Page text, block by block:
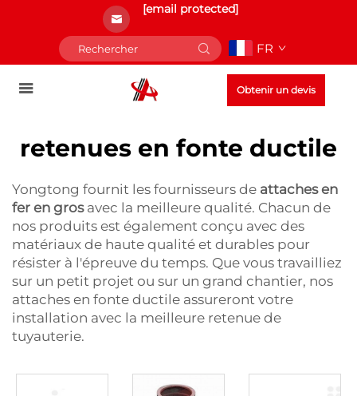
[email protected]
FR
Obtenir un devis
retenues en fonte ductile
Yongtong fournit les fournisseurs de attaches en
fer en gros avec la meilleure qualité. Chacun de
nos produits est également conçu avec des
matériaux de haute qualité et durables pour
résister à l'épreuve du temps. Que vous travailliez
sur un petit projet ou sur un grand chantier, nos
attaches en fonte ductile assureront votre
installation avec la meilleure retenue de
tuyauterie.